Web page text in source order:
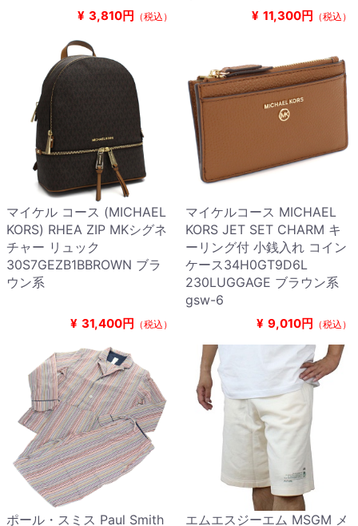
¥ 3,810円 （税込） ¥ 11,300円 （税込）
マイケル コース (MICHAEL
KORS) RHEA ZIP MKシグネ
チャー リュック
30S7GEZB1BBROWN ブラ
ウン系
¥ 31,400円 （税込）
マイケルコース MICHAEL
KORS JET SET CHARM キ
ーリング付 小銭入れ コイン
ケース34H0GT9D6L
230LUGGAGE ブラウン系
gsw-6
¥ 9,010円 （税込）
ポール・スミス Paul Smith エムエスジーエム MSGM メ